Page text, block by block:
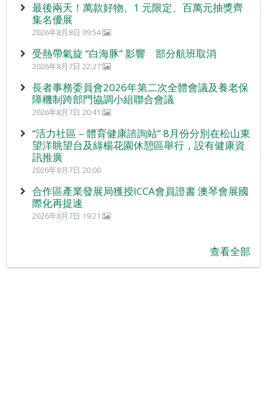
最後兩天！萬款好物、1 元限定、百萬元抽獎齊
集名優展
2026年8月8日 09:54
受熱帶氣旋 “白海豚” 影響 部分航班取消
2026年8月7日 22:27
長者事務委員會2026年第二次全體會議及養老保
障機制跨部門協調小組聯合會議
2026年8月7日 20:41
“活力社區 – 體育健康諮詢站” 8月份分別在松山東
望洋眺望台及綠楊花園休憩區舉行，設有健康資
訊推廣
2026年8月7日 20:00
合作區產業發展局獲授ICCA會員證書 澳琴會展國
際化再提速
2026年8月7日 19:21
查看全部